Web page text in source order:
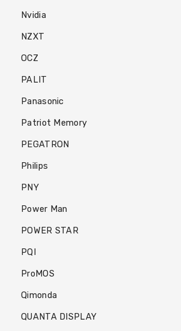
Nvidia
NZXT
OCZ
PALIT
Panasonic
Patriot Memory
PEGATRON
Philips
PNY
Power Man
POWER STAR
PQI
ProMOS
Qimonda
QUANTA DISPLAY